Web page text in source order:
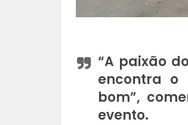
“A paixão
encontra o
bom”,
evento.